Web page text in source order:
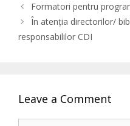
Formatori pentru
În atenția directorilor/
responsabililor CDI
Leave a Comment